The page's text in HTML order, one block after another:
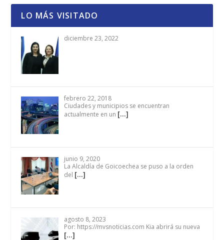
LO MÁS VISITADO
diciembre 23, 2022
febrero 22, 2018
Ciudades y municipios se encuentran
actualmente en un […]
junio 9, 2020
La Alcaldía de Goicoechea se puso a la orden
del […]
agosto 8, 2023
Por: https://mvsnoticias.com Kia abrirá su nueva
[…]